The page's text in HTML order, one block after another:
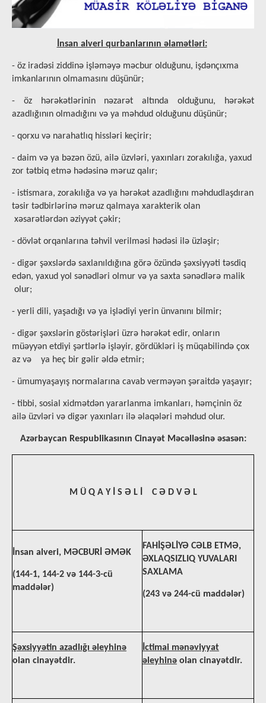
İnsan alveri qurbanlarının əlamətləri:
- öz iradəsi ziddinə işləməyə məcbur olduğunu, işdənçıxma
imkanlarının olmamasını düşünür;
- öz hərəkətlərinin nəzarət altında olduğunu, hərəkət
azadlığının olmadığını və ya məhdud olduğunu düşünür;
- qorxu və narahatlıq hissləri keçirir;
- daim və ya bəzən özü, ailə üzvləri, yaxınları zorakılığa, yaxud
zor tətbiq etmə hədəsinə məruz qalır;
- istismara, zorakılığa və ya hərəkət azadlığını məhdudlaşdıran
təsir tədbirlərinə məruz qalmaya xarakterik olan
xəsarətlərdən əziyyət çəkir;
- dövlət orqanlarına təhvil verilməsi hədəsi ilə üzləşir;
- digər şəxslərdə saxlanıldığına görə özündə şəxsiyyəti təsdiq
edən, yaxud yol sənədləri olmur və ya saxta sənədlərə malik
olur;
- yerli dili, yaşadığı və ya işlədiyi yerin ünvanını bilmir;
- digər şəxslərin göstərişləri üzrə hərəkət edir, onların
müəyyən etdiyi şərtlərlə işləyir, gördükləri iş müqabilində çox
az və ya heç bir gəlir əldə etmir;
- ümumyaşayış normalarına cavab verməyən şəraitdə yaşayır;
- tibbi, sosial xidmətdən yararlanma imkanları, həmçinin öz
ailə üzvləri və digər yaxınları ilə əlaqələri məhdud olur.
Azərbaycan Respublikasının Cinayət Məcəlləsinə əsasən:
M Ü Q A Y İ S Ə L İ C Ə D V Ə L
İnsan alveri, MƏCBURİ ƏMƏK
(144-1, 144-2 və 144-3-cü
maddələr)
FAHİŞƏLİYƏ CƏLB ETMƏ,
ƏXLAQSIZLIQ YUVALARI
SAXLAMA
(243 və 244-cü maddələr)
Şəxsiyyətin azadlığı əleyhinə
olan cinayətdir.
İctimai mənəviyyat
əleyhinə olan cinayətdir.